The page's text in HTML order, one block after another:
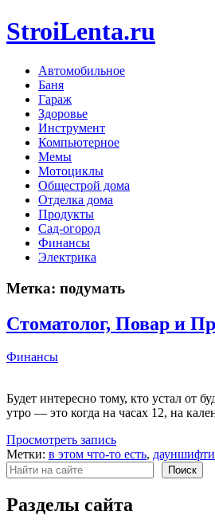
StroiLenta.ru
Автомобильное
Баня
Гараж
Здоровье
Инструмент
Компьютерное
Мемы
Мотоциклы
Общестрой дома
Отделка дома
Продукты
Сад-огород
Финансы
Электрика
Метка: подумать
Стоматолог, Повар и
Финансы
Будет интересно тому, кто устал от
утро — это когда на часах 12, на
Просмотреть запись
Метки: в этом что-то есть,
Поиск
Поиск
Разделы сайта